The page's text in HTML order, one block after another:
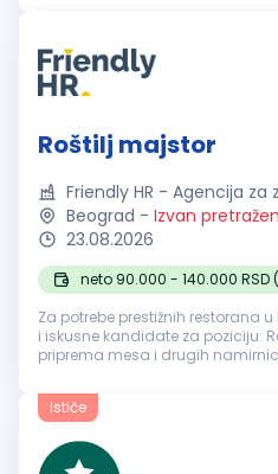
Roštilj majstor
Friendly HR - Agencija za
Beograd - Izvan
23.08.2026
neto 90.000 - 140.000 RSD
Za potrebe prestižnih restorana
i iskusne kandidate za poziciju:
priprema mesa i drugih
i st...
Ističe